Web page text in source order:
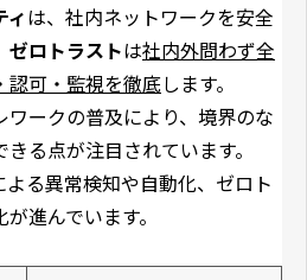
ィは、社内ネットワークを安全
ゼロトラストは社内外問わず全
認可・監視を徹底します。
ークの普及により、境界のな
る点が注目されています。
る異常検知や自動化、ゼロト
進んでいます。